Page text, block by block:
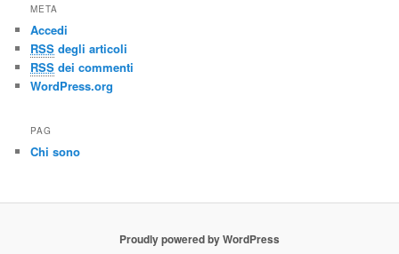
META
Accedi
RSS degli articoli
RSS dei commenti
WordPress.org
PAG
Chi sono
Proudly powered by WordPress